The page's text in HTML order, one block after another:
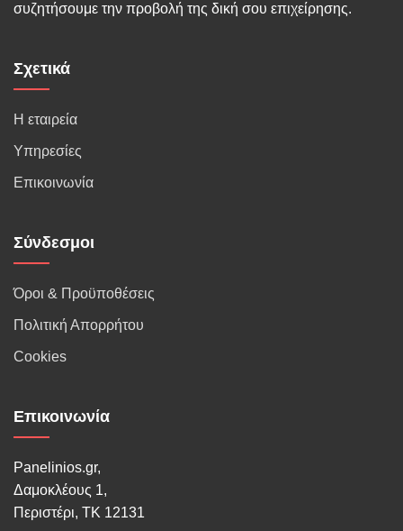
συζητήσουμε την προβολή της δική σου επιχείρησης.
Σχετικά
Η εταιρεία
Υπηρεσίες
Επικοινωνία
Σύνδεσμοι
Όροι & Προϋποθέσεις
Πολιτική Απορρήτου
Cookies
Επικοινωνία
Panelinios.gr,
Δαμοκλέους 1,
Περιστέρι, ΤΚ 12131